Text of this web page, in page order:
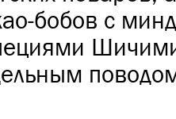
бобов с